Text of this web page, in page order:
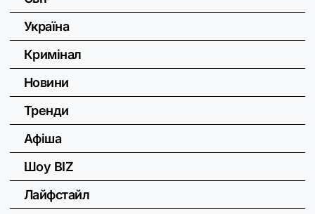
Україна
Кримінал
Новини
Тренди
Афіша
Шоу BIZ
Лайфстайл